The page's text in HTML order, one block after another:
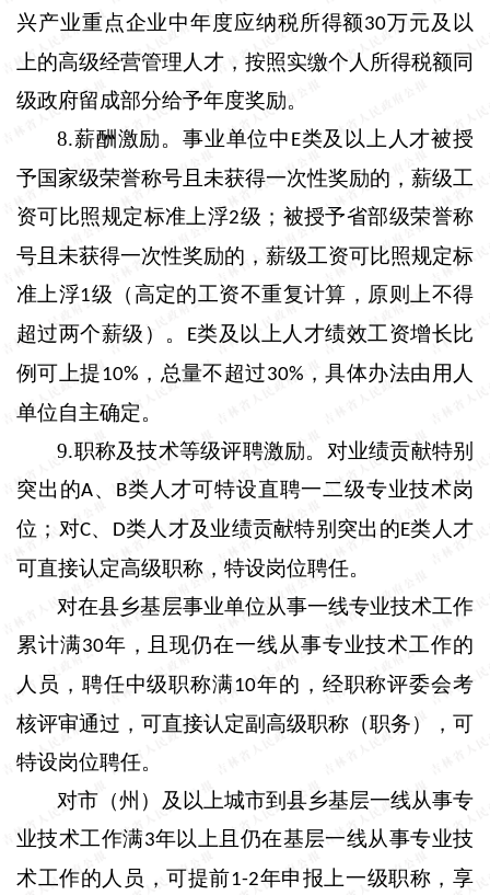
兴产业重点企业中年度应纳税所得额30万元及以
上的高级经营管理人才，按照实缴个人所得税额同
级政府留成部分给予年度奖励。
8.薪酬激励。 事业单位中 E类及以上人才被授
予国家级荣誉称号且未获得一次性奖励的，薪级工
资可比照规定标准上浮2级；被授予省部级荣誉称
号且未获得一次性奖励的，薪级工资可比照规定标
准上浮1级（高定的工资不重复计算，原则上不得
超过两个薪级）。
E类及以上人才绩效工资增长比
例可上提10% ，总量不超过30% ，具体办法由用人
单位自主确定。
9.职称及技术等级评聘激励。 对业绩贡献特别
突出的A、 B类人才可特设直聘一二级专业技术岗
位；对C、 D类人才及业绩贡献特别突出的E类人才
可直接认定高级职称，特设岗位聘任。
对在县乡基层事业单位从事一线专业技术工作
累计满30年，且现仍在一线从事专业技术工作的
人员，聘任中级职称满10年的，经职称评委会考
核评审通过，可直接认定副高级职称（职务），可
特设岗位聘任。
对市（州）及以上城市到县乡基层一线从事专
业技术工作满3年以上且仍在基层一线从事专业技
术工作的人员，可提前1-2年申报上一级职称，享